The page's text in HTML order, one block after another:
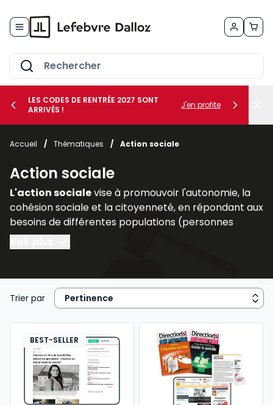
le sous-menu Vos métiers
le sous-menu Vos besoins
LES CODES DE RENTRÉE 2027 SONT
ARRIVÉS !
J'en profite
Accueil / Thématiques / Action sociale
Action sociale
L'action socialevise à promouvoir l'autonomie, la
cohésion sociale et la citoyenneté, en répondant aux
besoins de différentes populations (personnes
handicapées, personnes âgées, familles
vulnérables).
Pour aider les professionnels du secteur –
travailleurs sociaux, chefs de service, directeurs… – à
mieux remplir leurs missions,Lefebvre Dallozles
accompagne avec une information utile et
accessible répondant à leurs besoins : des contenus
réglementaires et législatifs à jour, l’actualité en
temps réel, des exemples de bonnes pratiques…
Trier par
BEST-SELLER